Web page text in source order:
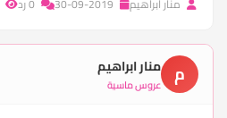
م منار ابراهيم
عروس ماسية